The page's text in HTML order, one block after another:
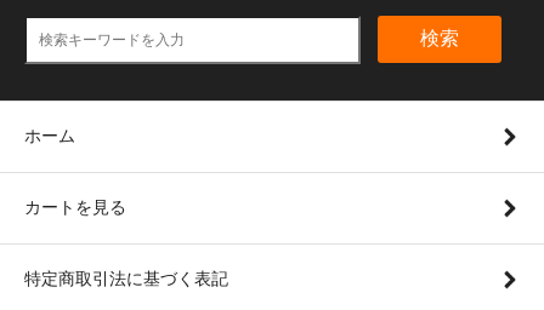
検索
ホーム
カートを見る
特定商取引法に基づく表記